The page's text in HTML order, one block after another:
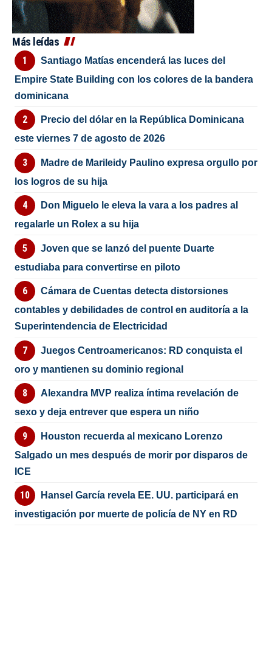
Más leídas
Santiago Matías encenderá las luces del
Empire State Building con los colores de la bandera
dominicana
Precio del dólar en la República Dominicana
este viernes 7 de agosto de 2026
Madre de Marileidy Paulino expresa orgullo por
los logros de su hija
Don Miguelo le eleva la vara a los padres al
regalarle un Rolex a su hija
Joven que se lanzó del puente Duarte
estudiaba para convertirse en piloto
Cámara de Cuentas detecta distorsiones
contables y debilidades de control en auditoría a la
Superintendencia de Electricidad
Juegos Centroamericanos: RD conquista el
oro y mantienen su dominio regional
Alexandra MVP realiza íntima revelación de
sexo y deja entrever que espera un niño
Houston recuerda al mexicano Lorenzo
Salgado un mes después de morir por disparos de
ICE
Hansel García revela EE. UU. participará en
investigación por muerte de policía de NY en RD